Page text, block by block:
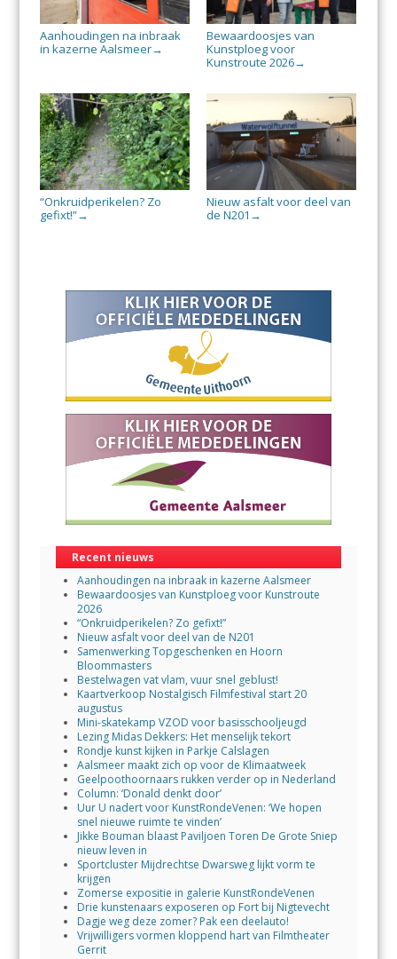
Aanhoudingen na inbraak
in kazerne Aalsmeer→
Bewaardoosjes van
Kunstploeg voor
Kunstroute 2026→
“Onkruidperikelen? Zo
gefixt!”→
Nieuw asfalt voor deel van
de N201 →
Recent nieuws
Aanhoudingen na inbraak in kazerne Aalsmeer
Bewaardoosjes van Kunstploeg voor Kunstroute
2026
“Onkruidperikelen? Zo gefixt!”
Nieuw asfalt voor deel van de N201
Samenwerking Topgeschenken en Hoorn
Bloommasters
Bestelwagen vat vlam, vuur snel geblust!
Kaartverkoop Nostalgisch Filmfestival start 20
augustus
Mini-skatekamp VZOD voor basisschooljeugd
Lezing Midas Dekkers: Het menselijk tekort
Rondje kunst kijken in Parkje Calslagen
Aalsmeer maakt zich op voor de Klimaatweek
Geelpoothoornaars rukken verder op in Nederland
Column: ‘Donald denkt door’
Uur U nadert voor KunstRondeVenen: ‘We hopen
snel nieuwe ruimte te vinden’
Jikke Bouman blaast Paviljoen Toren De Grote Sniep
nieuw leven in
Sportcluster Mijdrechtse Dwarsweg lijkt vorm te
krijgen
Zomerse expositie in galerie KunstRondeVenen
Drie kunstenaars exposeren op Fort bij Nigtevecht
Dagje weg deze zomer? Pak een deelauto!
Vrijwilligers vormen kloppend hart van Filmtheater
Gerrit